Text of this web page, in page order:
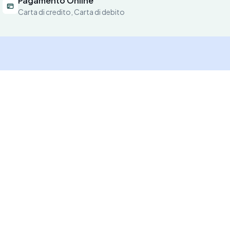
Carta di credito, Carta di debito